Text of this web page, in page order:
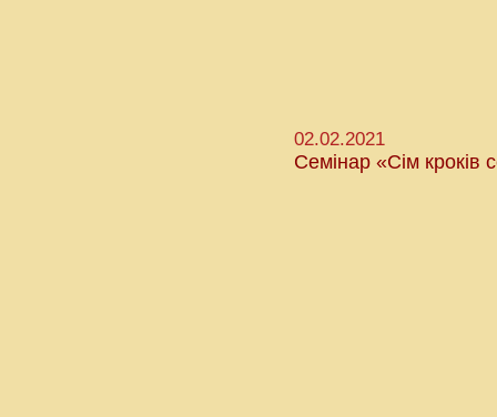
02.02.2021
Семінар «Сім кроків